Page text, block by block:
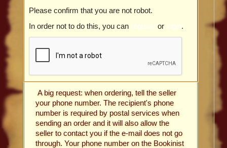
Please confirm that you are not robot.
In order not to do this, you can register or login.
A big request: when ordering, tell the seller
your phone number. The recipient's phone
number is required by postal services when
sending an order and it will also allow the
seller to contact you if the e-mail does not go
through. Your phone number on the Bookinist